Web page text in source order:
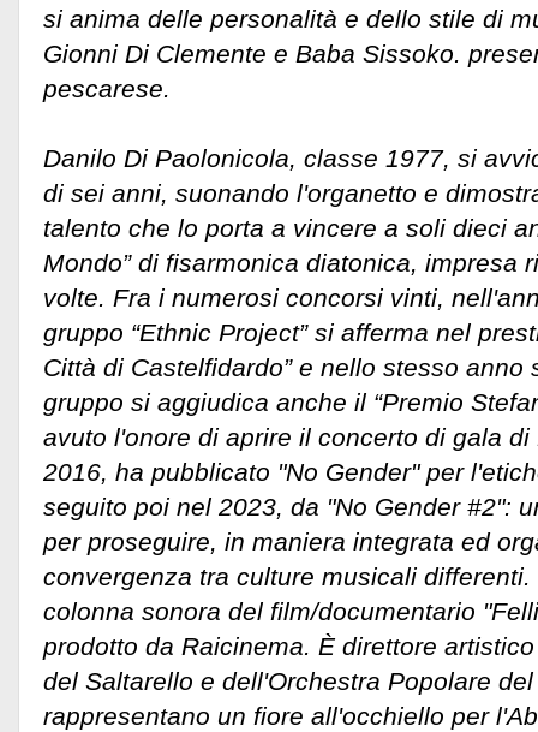
si anima delle personalità e dello stile di
Gionni Di Clemente e Baba Sissoko.
pescarese.
Danilo Di Paolonicola, classe 1977, si
di sei anni, suonando l'organetto e
talento che lo porta a vincere a soli dieci
Mondo” di fisarmonica diatonica, impresa
volte. Fra i numerosi concorsi vinti,
gruppo “Ethnic Project” si afferma nel
Città di Castelfidardo” e nello stesso anno
gruppo si aggiudica anche il “Premio
avuto l'onore di aprire il concerto di gala
2016, ha pubblicato "No Gender" per
seguito poi nel 2023, da "No Gender #2":
per proseguire, in maniera integrata ed
convergenza tra culture musicali
colonna sonora del film/documentario
prodotto da Raicinema. È direttore
del Saltarello e dell'Orchestra Popolare
rappresentano un fiore all'occhiello per